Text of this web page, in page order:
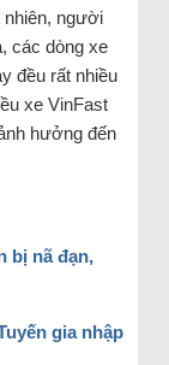
nhiên, người
các dòng xe
đều rất nhiều
xe VinFast
hưởng đến
bị nã đạn,
gia nhập